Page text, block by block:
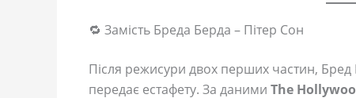
🔁 Замість Бреда Берда – Пітер Сон
Після режисури двох перших частин,
передає естафету. За даними The